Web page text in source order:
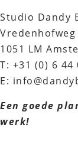
Studio Dandy
Vredenhofweg
1051 LM
T: +31 (0) 6 44
E:
Een goede
werk!